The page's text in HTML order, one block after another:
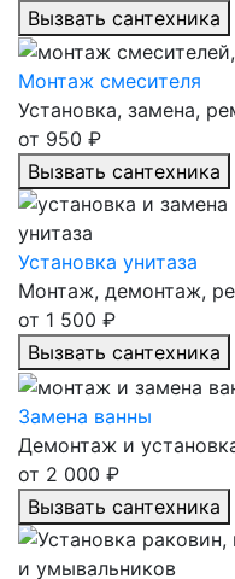
Вызвать сантехника
Монтаж смесителя
Установка, замена,
от 950 ₽
Вызвать сантехника
Установка унитаза
Монтаж, демонтаж,
от 1 500 ₽
Вызвать сантехника
Замена ванны
Демонтаж и
от 2 000 ₽
Вызвать сантехника